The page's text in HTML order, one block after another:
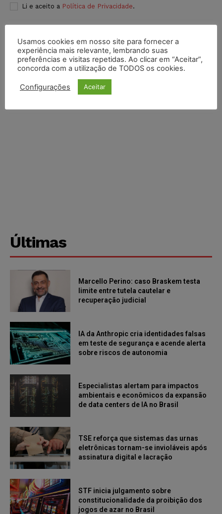
Li e aceito a Política de Privacidade.
Últimas
Marcello Perino: caso Braskem testa
limite entre tutela cautelar e
recuperação judicial
IA da Anthropic cria identidades falsas
em teste de segurança e acende alerta
sobre riscos de autonomia
Especialistas alertam para impactos
ambientais e econômicos da expansão
de data centers de IA no Brasil
TSE reforça que sistemas das urnas
eletrônicas tornam-se invioláveis após
assinatura digital e lacração
STF inicia julgamento sobre
constitucionalidade da proibição dos
jogos de azar no Brasil
Usamos cookies em nosso site para fornecer a
experiência mais relevante, lembrando suas
preferências e visitas repetidas. Ao clicar em “Aceitar”,
concorda com a utilização de TODOS os cookies.
Configurações Aceitar